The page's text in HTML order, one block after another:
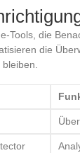
Tools, die
die